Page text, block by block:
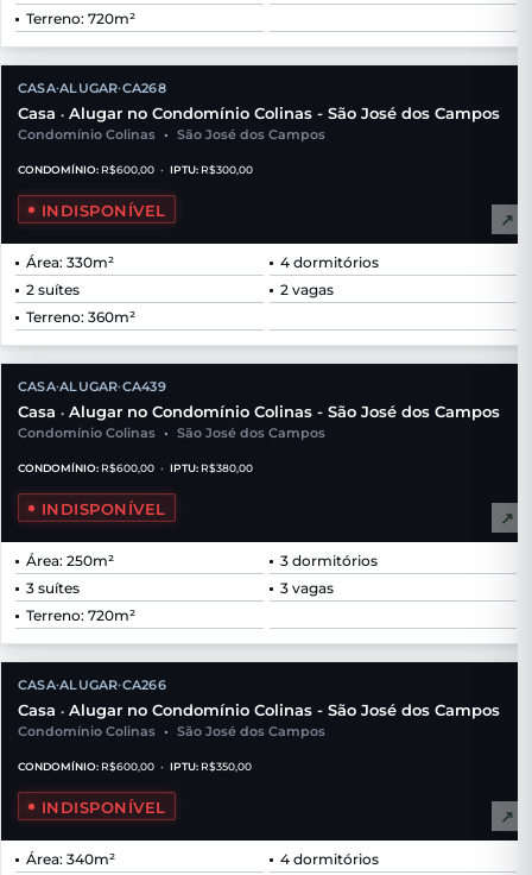
Terreno: 720m²
CASA•ALUGAR•CA268
Casa • Alugar no Condomínio Colinas - São José dos Campos
Condomínio Colinas • São José dos Campos
CONDOMÍNIO: R$600,00 • IPTU: R$300,00
INDISPONÍVEL ↗
Área: 330m²
4 dormitórios
2 suítes
2 vagas
Terreno: 360m²
CASA•ALUGAR•CA439
Casa • Alugar no Condomínio Colinas - São José dos Campos
Condomínio Colinas • São José dos Campos
CONDOMÍNIO: R$600,00 • IPTU: R$380,00
INDISPONÍVEL ↗
Área: 250m²
3 dormitórios
3 suítes
3 vagas
Terreno: 720m²
CASA•ALUGAR•CA266
Casa • Alugar no Condomínio Colinas - São José dos Campos
Condomínio Colinas • São José dos Campos
CONDOMÍNIO: R$600,00 • IPTU: R$350,00
INDISPONÍVEL ↗
Área: 340m²
4 dormitórios